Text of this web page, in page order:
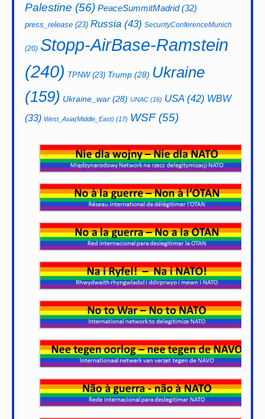
Palestine (56) PeaceSummitMadrid(32)
press_release (23) Russia (43) SecurityConferenceMunich
(20) Stopp-AirBase-Ramstein
(240) TPNW(23) Trump (28) Ukraine
(159) Ukraine_war (28) UNAC (16) USA(42) WBW
(33) West_Asia(Middle_East) (17) WSF(55)